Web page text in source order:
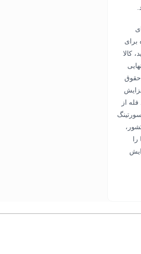
برای
کالا
از